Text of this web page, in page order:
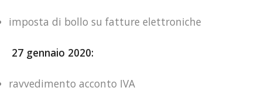
imposta di bollo su fatture elettroniche
27 gennaio 2020:
ravvedimento acconto IVA